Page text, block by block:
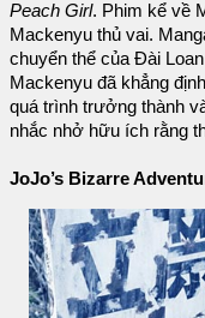
Peach Girl. Phim kể về
Mackenyu thủ vai.
chuyển thể của Đài
Mackenyu đã khẳng
quá trình trưởng thành
nhắc nhở hữu ích rằng
JoJo’s Bizarre